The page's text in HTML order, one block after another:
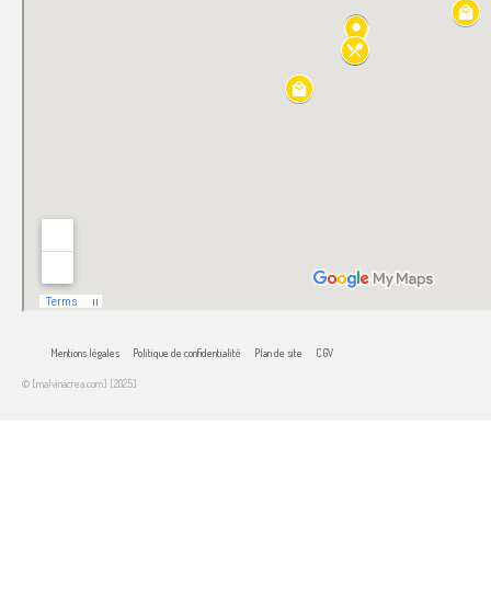
Mentions légales Politique de confidentialité Plan de site CGV
© [malvinacrea.com] [2025]